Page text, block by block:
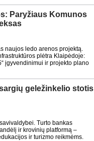
Paryžiaus Komunos
naujos ledo arenos projektą.
plėtra Klaipėdoje:
įgyvendinimui ir projekto plano
geležinkelio stotis
Turto bankas
ir krovinių platformą –
ir turizmo reikmėms.